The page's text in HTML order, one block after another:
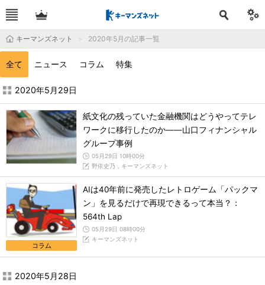
キーマンズネット 2020年5月の記事一覧
全て ニュース コラム 特集
2020年5月の記事一覧 - キーマンズネット
2020年5月29日
紙文化の残っていた金融機関はどうやってテレ
ワークに移行したのか――山口フィナンシャル
グループ事例
05月29日 10時00分
野依史乃，キーマンズネット
コラム
AIは40年前に発売したレトロゲーム「パックマ
ン」を見るだけで再現できるって本当？：
564th Lap
05月29日 08時00分
キーマンズネット
2020年5月28日